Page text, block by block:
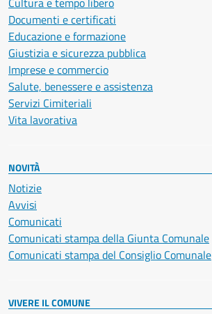
Documenti e certificati
Educazione e formazione
Giustizia e sicurezza pubblica
Imprese e commercio
Salute, benessere e assistenza
Servizi Cimiteriali
Vita lavorativa
NOVITÀ
Notizie
Avvisi
Comunicati
Comunicati stampa della Giunta Comunale
Comunicati stampa del Consiglio Comunale
VIVERE IL COMUNE